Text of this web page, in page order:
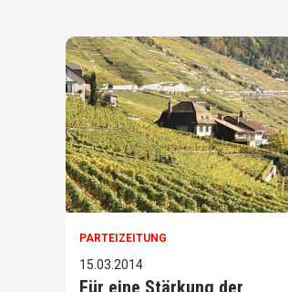
PARTEIZEITUNG
15.03.2014
Für eine Stärkung der